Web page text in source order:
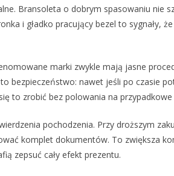
Bransoleta o dobrym spasowaniu nie
i gładko pracujący bezel to sygnały,
marki zwykle mają jasne
bezpieczeństwo: nawet jeśli po czasie
to zrobić bez polowania na przypadkowe
pochodzenia. Przy droższym
komplet dokumentów. To zwiększa
zepsuć cały efekt prezentu.